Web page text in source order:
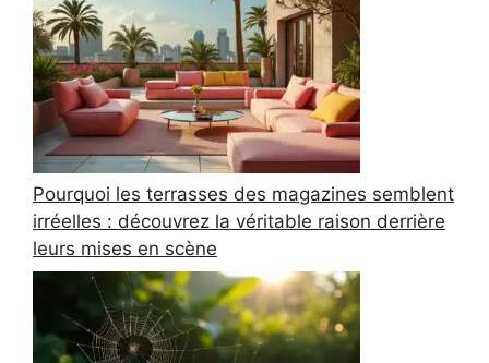
Pourquoi les terrasses des magazines semblent
irréelles : découvrez la véritable raison derrière
leurs mises en scène